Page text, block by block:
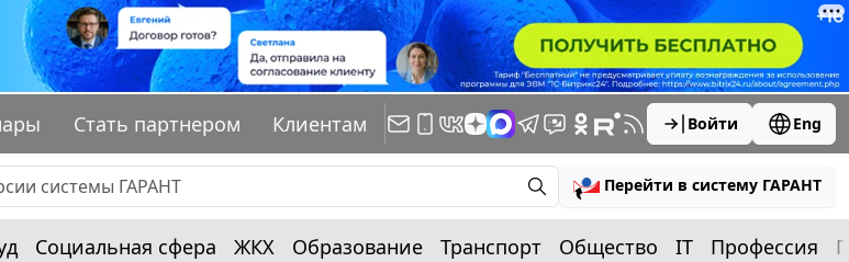
Стать партнером Клиентам Войти Eng
Перейти в систему ГАРАНТ
Социальная сфера ЖКХ Образование Транспорт Общество IT Профессия